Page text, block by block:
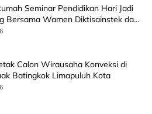
Seminar Pendidikan Hari Jadi
Bersama Wamen Diktisainstek dan
Calon Wirausaha Konveksi di
Batingkok Limapuluh Kota